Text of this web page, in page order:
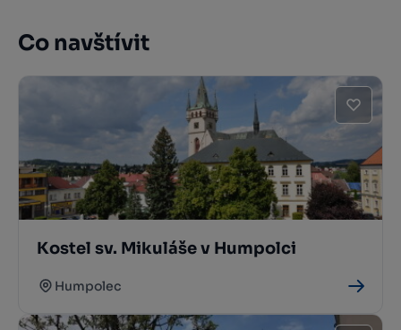
Co navštívit
Kostel sv. Mikuláše v Humpolci
Humpolec